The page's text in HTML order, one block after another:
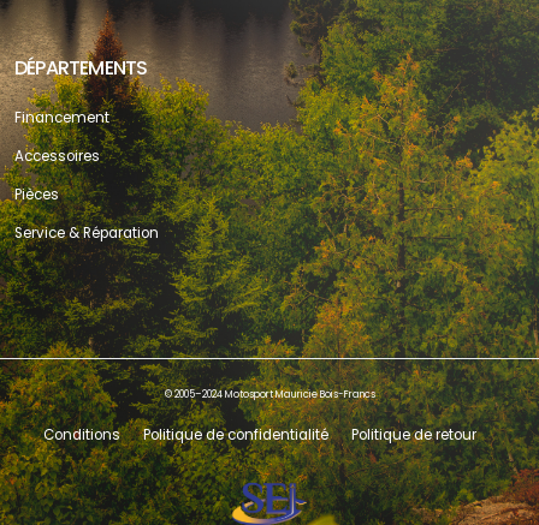
DÉPARTEMENTS
Financement
Accessoires
Pièces
Service & Réparation
© 2005–2024 Motosport Mauricie Bois-Francs
Conditions Politique de confidentialité Politique de retour